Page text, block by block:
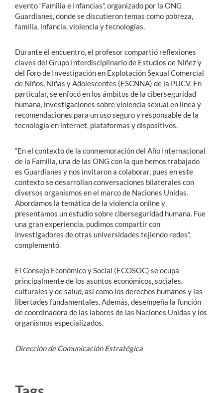
evento “Familia e Infancias”, organizado por la ONG
Guardianes, donde se discutieron temas como pobreza,
familia, infancia, violencia y tecnologías.
Durante el encuentro, el profesor compartió reflexiones
claves del Grupo Interdisciplinario de Estudios de Niñez y
del Foro de Investigación en Explotación Sexual Comercial
de Niños, Niñas y Adolescentes (ESCNNA) de la PUCV. En
particular, se enfocó en los ámbitos de la ciberseguridad
humana, investigaciones sobre violencia sexual en línea y
recomendaciones para un uso seguro y responsable de la
tecnología en internet, plataformas y dispositivos.
“En el contexto de la conmemoración del Año Internacional
de la Familia, una de las ONG con la que hemos trabajado
es Guardianes y nos invitaron a colaborar, pues en este
contexto se desarrollan conversaciones bilaterales con
diversos organismos en el marco de Naciones Unidas.
Abordamos la temática de la violencia online y
presentamos un estudio sobre ciberseguridad humana. Fue
una gran experiencia, pudimos compartir con
investigadores de otras universidades tejiendo redes”,
complementó.
El Consejo Económico y Social (ECOSOC) se ocupa
principalmente de los asuntos económicos, sociales,
culturales y de salud, así como los derechos humanos y las
libertades fundamentales. Además, desempeña la función
de coordinadora de las labores de las Naciones Unidas y los
organismos especializados.
Dirección de Comunicación Estratégica